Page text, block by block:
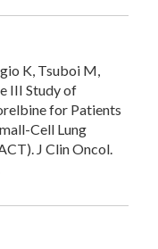
K, Tsuboi M,
III Study of
for Patients
Cell Lung
J Clin Oncol.